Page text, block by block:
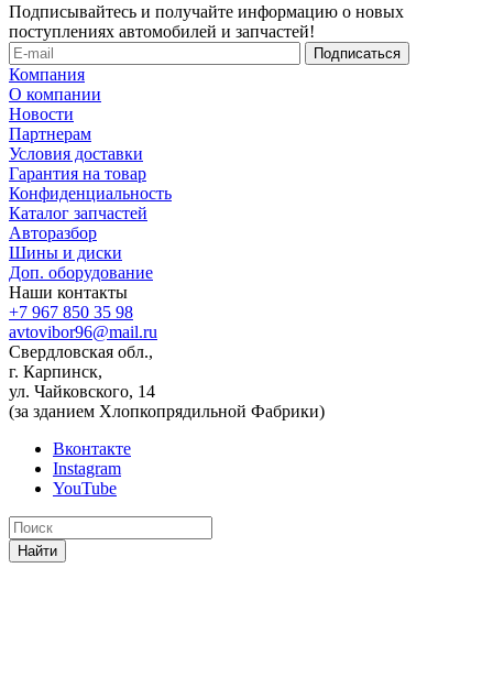
Подписывайтесь и получайте информацию о новых
поступлениях автомобилей и запчастей!
Компания
О компании
Новости
Партнерам
Условия доставки
Гарантия на товар
Конфиденциальность
Каталог запчастей
Авторазбор
Шины и диски
Доп. оборудование
Наши контакты
+7 967 850 35 98
avtovibor96@mail.ru
Свердловская обл.,
г. Карпинск,
ул. Чайковского, 14
(за зданием Хлопкопрядильной Фабрики)
Вконтакте
Instagram
YouTube
Найти